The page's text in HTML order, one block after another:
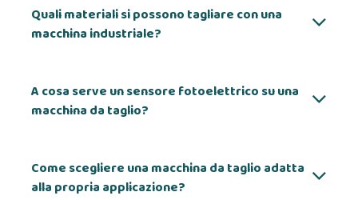
Quali materiali si possono tagliare con una
macchina industriale?
A cosa serve un sensore fotoelettrico su una
macchina da taglio?
Come scegliere una macchina da taglio adatta
alla propria applicazione?